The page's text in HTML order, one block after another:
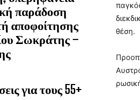
παράδοση
αποφοίτησης
Σωκράτης –
για τους 55+
θέση.